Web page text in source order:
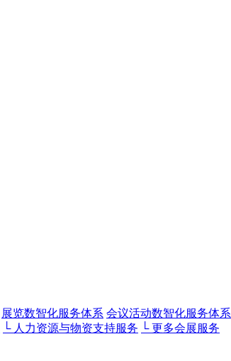
展览数智化服务体系 会议活动数智化服务体系
└ 人力资源与物资支持服务 └ 更多会展服务